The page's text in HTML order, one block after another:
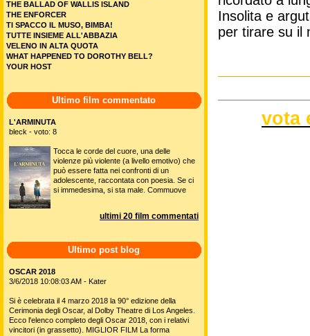
Insolita e
per tirare su il
vota
THE BALLAD OF WALLIS ISLAND
THE ENFORCER
TI SPACCO IL MUSO, BIMBA!
TUTTE INSIEME ALL'ABBAZIA
VELENO IN ALTA QUOTA
WHAT HAPPENED TO DOROTHY BELL?
YOUR HOST
Ultimo film commentato
L'ARMINUTA
bleck - voto: 8
Tocca le corde del cuore, una delle
violenze più violente (a livello emotivo) che
può essere fatta nei confronti di un
adolescente, raccontata con poesia. Se ci
si immedesima, si sta male. Commuove
ultimi 20 film commentati
Ultimo post blog
OSCAR 2018
3/6/2018 10:08:03 AM - Kater
Si è celebrata il 4 marzo 2018 la 90° edizione della
Cerimonia degli Oscar, al Dolby Theatre di Los Angeles.
Ecco l'elenco completo degli Oscar 2018, con i relativi
vincitori (in grassetto). MIGLIOR FILM La forma